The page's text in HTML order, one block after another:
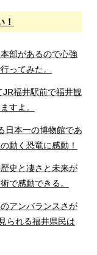
部があるので心強
ってみた。
JR福井駅前で福井観
すよ。
日本一の博物館であ
動く恐竜に感動！
史と凄さと未来が
で感動できる。
アンバランスさが
られる福井県民は